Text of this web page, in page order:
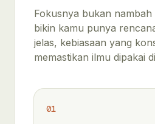
Fokusnya bukan
bikin kamu punya
jelas, kebiasaan yang
memastikan ilmu dipakai
01